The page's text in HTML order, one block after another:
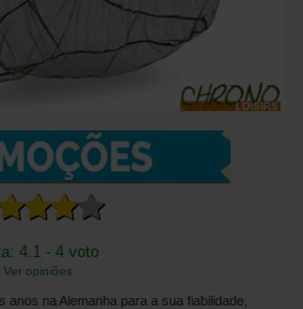
4.1 - 4 voto
Ver opiniões
na Alemanha para a sua fiabilidade,